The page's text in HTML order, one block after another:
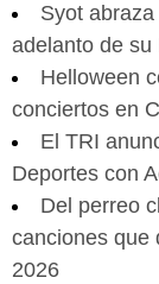
Syot
adelanto de su
Helloween
conciertos en
El TRI
Deportes con
Del perreo
canciones que
2026